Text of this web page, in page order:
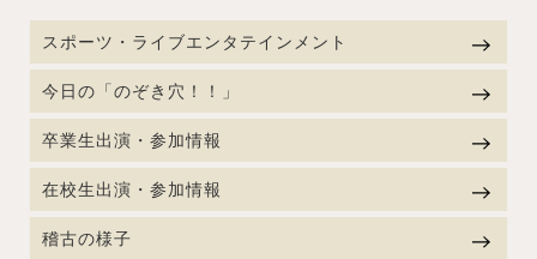
スポーツ・ライブエンタテインメント
今日の「のぞき穴！！」
卒業生出演・参加情報
在校生出演・参加情報
稽古の様子